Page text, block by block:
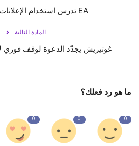
EA تدرس استخدام الإعلانات في الألعاب
المادة التالية
غوتيريش يجدّد الدعوة لوقف فوري
ما هو رد فعلك؟
0
0
0